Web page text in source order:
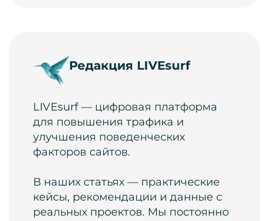
Редакция LIVEsurf
LIVEsurf — цифровая платформа
для повышения трафика и
улучшения поведенческих
факторов сайтов.
В наших статьях — практические
кейсы, рекомендации и данные с
реальных проектов. Мы постоянно